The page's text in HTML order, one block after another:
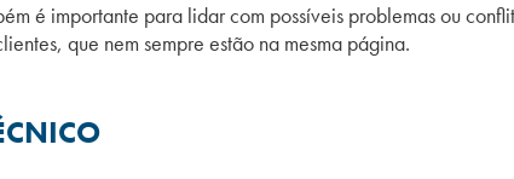
é importante para lidar com possíveis problemas ou
que nem sempre estão na mesma página.